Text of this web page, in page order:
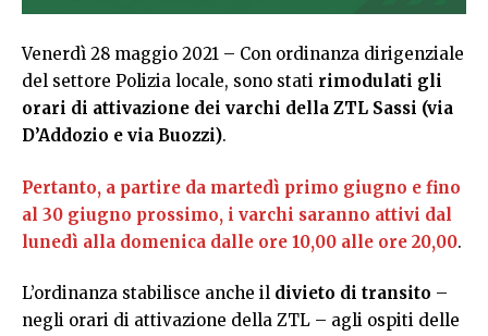
Venerdì 28 maggio 2021 – Con ordinanza dirigenziale
del settore Polizia locale, sono stati rimodulati gli
orari di attivazione dei varchi della ZTL Sassi (via
D’Addozio e via Buozzi).
Pertanto, a partire da martedì primo giugno e fino
al 30 giugno prossimo, i varchi saranno attivi dal
lunedì alla domenica dalle ore 10,00 alle ore 20,00.
L’ordinanza stabilisce anche il divieto di transito –
negli orari di attivazione della ZTL – agli ospiti delle